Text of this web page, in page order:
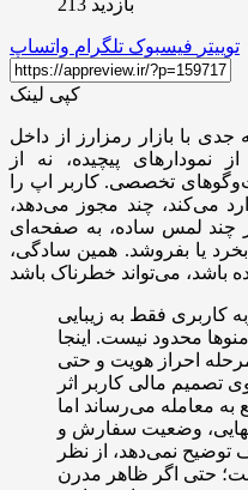
بازدید 213
توییتر فیسبوک تلگرام واتساپ
کپی لینک
جدی با بازار رمزارز از داخل
پیچیده، نه از
تخصصی. کاربر اپ را
می‌کند، چند مجوز می‌دهد،
چند لمس ساده، به صفحه‌ای
یا بفروشد. همین سادگی،
کاربری فقط به زیبایی
محدود نیست. اینجا
احراز هویت و حتی
تصمیم مالی کاربر اثر
به معامله می‌رساند اما
وضعیت سفارش و
نمی‌دهد، از نظر
حتی اگر ظاهر مدرن